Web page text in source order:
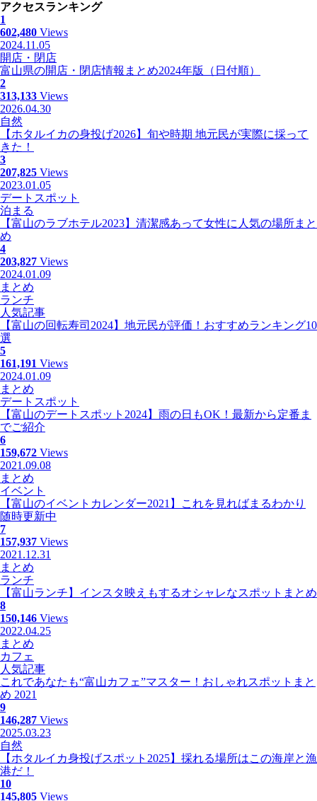
アクセスランキング
1
602,480 Views
2024.11.05
開店・閉店
富山県の開店・閉店情報まとめ2024年版（日付順）
2
313,133 Views
2026.04.30
自然
【ホタルイカの身投げ2026】旬や時期 地元民が実際に採って
きた！
3
207,825 Views
2023.01.05
デートスポット
泊まる
【富山のラブホテル2023】清潔感あって女性に人気の場所まと
め
4
203,827 Views
2024.01.09
まとめ
ランチ
人気記事
【富山の回転寿司2024】地元民が評価！おすすめランキング10
選
5
161,191 Views
2024.01.09
まとめ
デートスポット
【富山のデートスポット2024】雨の日もOK！最新から定番ま
でご紹介
6
159,672 Views
2021.09.08
まとめ
イベント
【富山のイベントカレンダー2021】これを見ればまるわかり
随時更新中
7
157,937 Views
2021.12.31
まとめ
ランチ
【富山ランチ】インスタ映えもするオシャレなスポットまとめ
8
150,146 Views
2022.04.25
まとめ
カフェ
人気記事
これであなたも“富山カフェ”マスター！おしゃれスポットまと
め 2021
9
146,287 Views
2025.03.23
自然
【ホタルイカ身投げスポット2025】採れる場所はこの海岸と漁
港だ！
10
145,805 Views